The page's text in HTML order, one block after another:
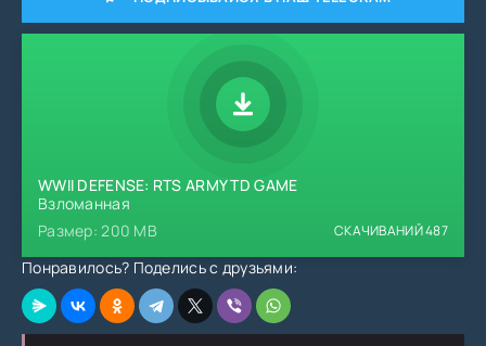
WWII DEFENSE: RTS ARMY TD GAME
Взломанная
Размер: 200 MB
СКАЧИВАНИЙ487
Понравилось? Поделись с друзьями: